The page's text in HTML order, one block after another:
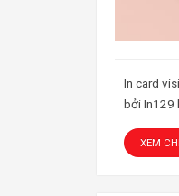
In card
bởi In129
XEM